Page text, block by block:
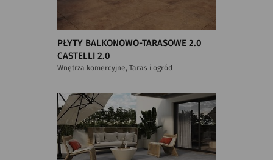
PŁYTY BALKONOWO-TARASOWE 2.0
CASTELLI 2.0
Wnętrza komercyjne, Taras i ogród